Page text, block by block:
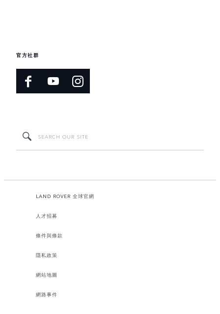
官方社群
LAND ROVER 全球官網
人才招募
條件與條款
隱私政策
網站地圖
網路事件